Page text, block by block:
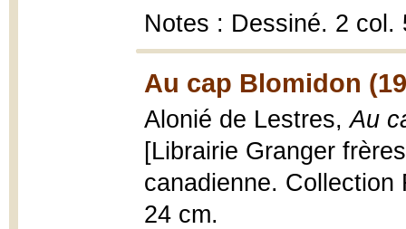
Notes : Dessiné. 2 col.
Au cap Blomidon
Alonié de Lestres,Au
[Librairie Granger
canadienne.
24 cm.